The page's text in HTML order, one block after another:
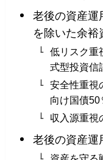
老後の資産運
を除いた余裕
低リスク重
式型投資信
安全性重視
向け国債50
収入源重視
老後の資産運